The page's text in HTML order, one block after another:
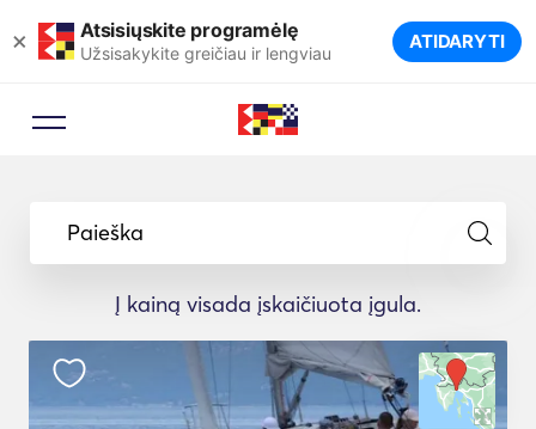
× Atsisiųskite programėlę
Užsisakykite greičiau ir lengviau ATIDARYTI
Paieška
Į kainą visada įskaičiuota įgula.